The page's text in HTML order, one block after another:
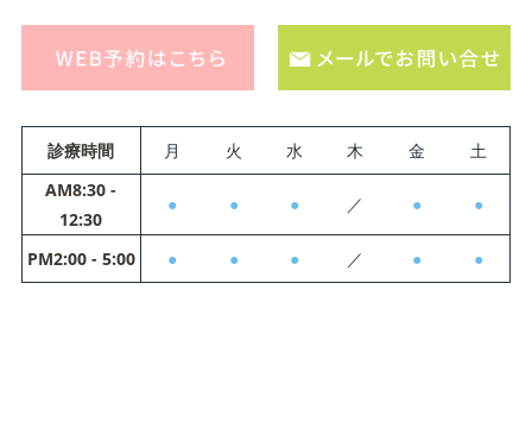
診療時間 月 火 水 木 金
土
AM8:30 -
12:30
● ● ● ／ ● ●
PM2:00 - 5:00 ● ● ● ／ ● ●